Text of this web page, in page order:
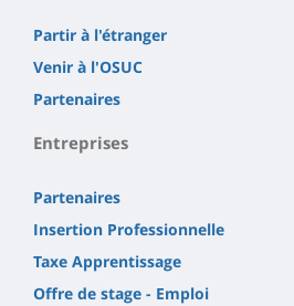
Partir à l'étranger
Venir à l'OSUC
Partenaires
Entreprises
Partenaires
Insertion Professionnelle
Taxe Apprentissage
Offre de stage - Emploi